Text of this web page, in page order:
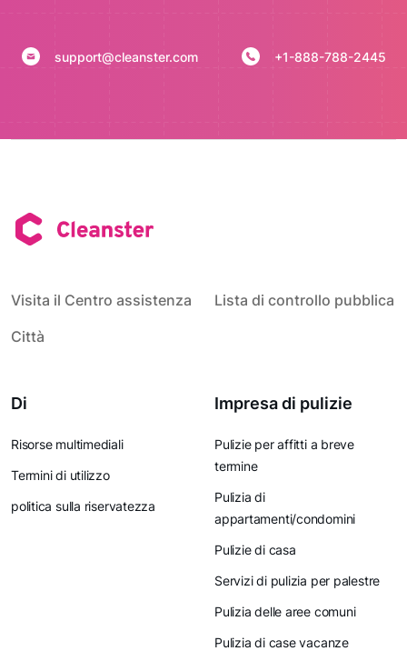
support@cleanster.com +1-888-788-2445
Visita il Centro assistenza
Lista di controllo pubblica
Città
Di
Risorse multimediali
Termini di utilizzo
politica sulla riservatezza
Impresa di pulizie
Pulizie per affitti a breve
termine
Pulizia di
appartamenti/condomini
Pulizie di casa
Servizi di pulizia per palestre
Pulizia delle aree comuni
Pulizia di case vacanze